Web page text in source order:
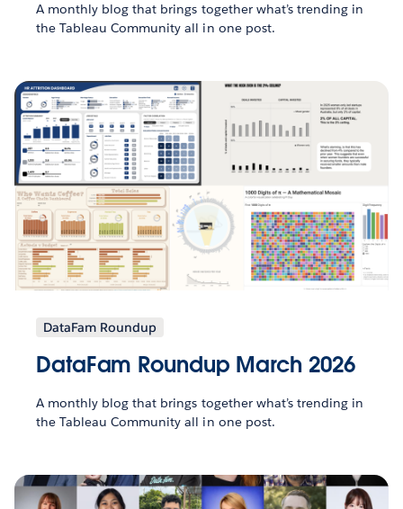
A monthly blog that brings together what’s trending in
the Tableau Community all in one post.
DataFam Roundup
DataFam Roundup March 2026
A monthly blog that brings together what’s trending in
the Tableau Community all in one post.